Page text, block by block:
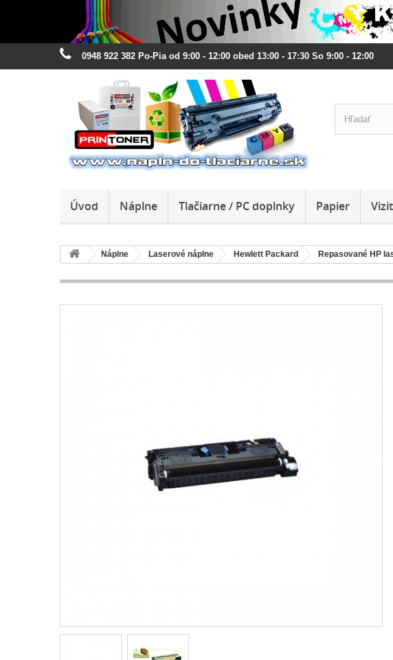
0948 922 382 Po-Pia od 9:00 - 12:00 obed 13:00 - 17:30 So 9:00 - 12:00
Úvod Náplne Tlačiarne / PC doplnky Papier
Náplne Laserové náplne Hewlett Packard Repasované HP